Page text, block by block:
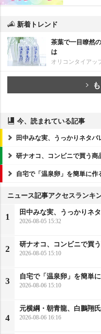
新着トレンド
茶葉で一目瞭然
は
オリコンタイアッ
今、読まれている記事
田中みな実、うっかりネタバ
研ナオコ、コンビニで買う商
自宅で「温泉卵」を簡単に作
ニュース記事アクセスランキ
1
田中みな実、うっかりネ
2026-08-05 15:32
2
研ナオコ、コンビニで買
2026-08-05 15:10
3
自宅で「温泉卵」を簡単
2026-08-06 15:10
4
元横綱・朝青龍、白鵬翔
2026-08-06 16:16